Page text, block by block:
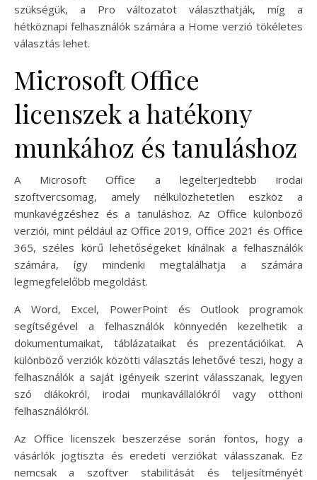
szükségük, a Pro változatot választhatják, míg a
hétköznapi felhasználók számára a Home verzió tökéletes
választás lehet.
Microsoft Office
licenszek a hatékony
munkához és tanuláshoz
A Microsoft Office a legelterjedtebb irodai
szoftvercsomag, amely nélkülözhetetlen eszköz a
munkavégzéshez és a tanuláshoz. Az Office különböző
verziói, mint például az Office 2019, Office 2021 és Office
365, széles körű lehetőségeket kínálnak a felhasználók
számára, így mindenki megtalálhatja a számára
legmegfelelőbb megoldást.
A Word, Excel, PowerPoint és Outlook programok
segítségével a felhasználók könnyedén kezelhetik a
dokumentumaikat, táblázataikat és prezentációikat. A
különböző verziók közötti választás lehetővé teszi, hogy a
felhasználók a saját igényeik szerint válasszanak, legyen
szó diákokról, irodai munkavállalókról vagy otthoni
felhasználókról.
Az Office licenszek beszerzése során fontos, hogy a
vásárlók jogtiszta és eredeti verziókat válasszanak. Ez
nemcsak a szoftver stabilitását és teljesítményét